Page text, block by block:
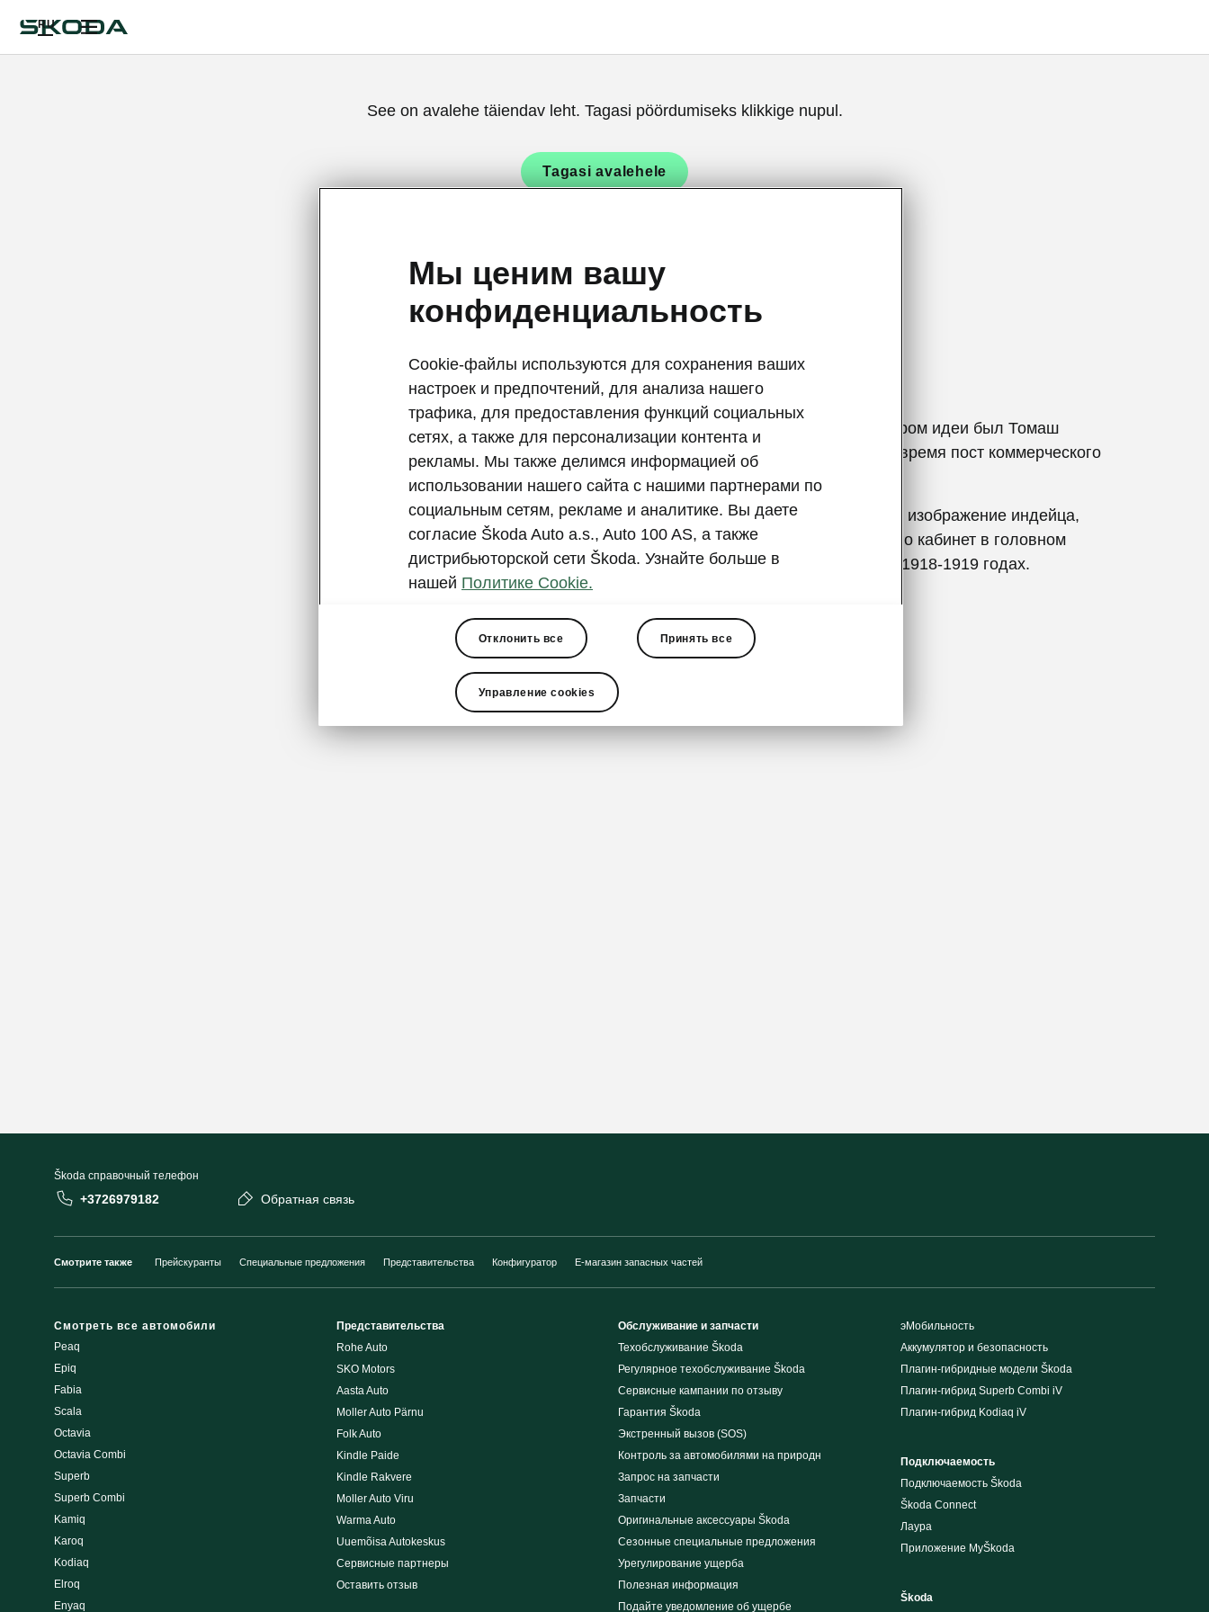
RU
See on avalehe täiendav leht. Tagasi pöördumiseks klikkige nupul.
Tagasi avalehele
Вдохновение
Предполагается, что автором идеи был Томаш
Маглич, занимавший в то время пост коммерческого
Вероятно, его вдохновило изображение индейца,
около года украшавшее его кабинет в головном
офисе Škoda в Пльзене в 1918-1919 годах.
Škoda cправочный телефон
+3726979182 Обратная связь
Смотрите также Прейскуранты Специальные предложения Представительства Конфигуратор E-магазин запасных частей
Смотреть все автомобили
Peaq
Epiq
Fabia
Scala
Octavia
Octavia Combi
Superb
Superb Combi
Kamiq
Karoq
Kodiaq
Elroq
Enyaq
Представительства
Rohe Auto
SKO Motors
Aasta Auto
Moller Auto Pärnu
Folk Auto
Kindle Paide
Kindle Rakvere
Moller Auto Viru
Warma Auto
Uuemõisa Autokeskus
Сервисные партнеры
Оставить отзыв
Обслуживание и запчасти
Техобслуживание Škoda
Регулярное техобслуживание Škoda
Сервисные кампании по отзыву
Гарантия Škoda
Экстренный вызов (SOS)
Контроль за автомобилями на природн
Запрос на запчасти
Запчасти
Оригинальные аксессуары Škoda
Сезонные специальные предложения
Урегулирование ущерба
Полезная информация
Подайте уведомление об ущербе
эМобильность
Аккумулятор и безопасность
Плагин-гибридные модели Škoda
Плагин-гибрид Superb Combi iV
Плагин-гибрид Kodiaq iV
Подключаемость
Подключаемость Škoda
Škoda Connect
Лаура
Приложение MyŠkoda
Škoda
Мы ценим вашу
конфиденциальность
Cookie-файлы используются для сохранения ваших
настроек и предпочтений, для анализа нашего
трафика, для предоставления функций социальных
сетях, а также для персонализации контента и
рекламы. Мы также делимся информацией об
использовании нашего сайта с нашими партнерами по
социальным сетям, рекламе и аналитике. Вы даете
согласие Škoda Auto a.s., Auto 100 AS, а также
дистрибьюторской сети Škoda. Узнайте больше в
нашей Политике Cookie.
Отклонить все Принять все
Управление cookies